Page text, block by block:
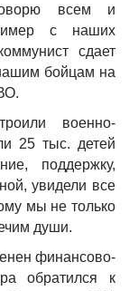
всем и
с наших
сдает
бойцам на
военно-
25 тыс. детей
поддержку,
увидели все
мы не только
души.
финансово-
обратился к